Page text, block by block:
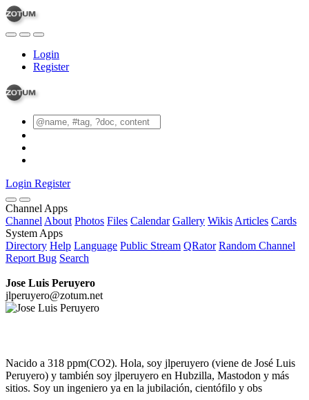
Login
Register
Login Register
Channel Apps
Channel About Photos Files Calendar Gallery Wikis Articles Cards
System Apps
Directory Help Language Public Stream QRator Random Channel
Report Bug Search
Jose Luis Peruyero
jlperuyero@zotum.net
Nacido a 318 ppm(CO2). Hola, soy jlperuyero (viene de José Luis
Peruyero) y también soy jlperuyero en Hubzilla, Mastodon y más
sitios. Soy un ingeniero ya en la jubilación, cientófilo y obs